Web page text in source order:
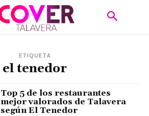
ETIQUETA
el tenedor
Top 5 de los restaurantes
mejor valorados de Talavera
según El Tenedor